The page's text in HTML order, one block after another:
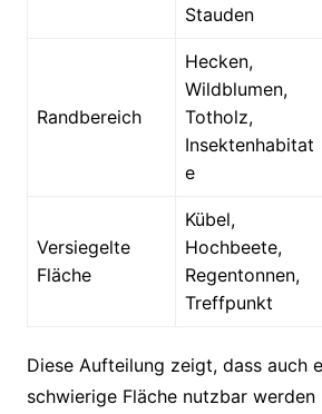
Stauden
Randbereich
Hecken,
Wildblumen,
Totholz,
Insektenhabitat
e
Versiegelte
Fläche
Kübel,
Hochbeete,
Regentonnen,
Treffpunkt
Diese Aufteilung zeigt, dass auch
schwierige Fläche nutzbar werden